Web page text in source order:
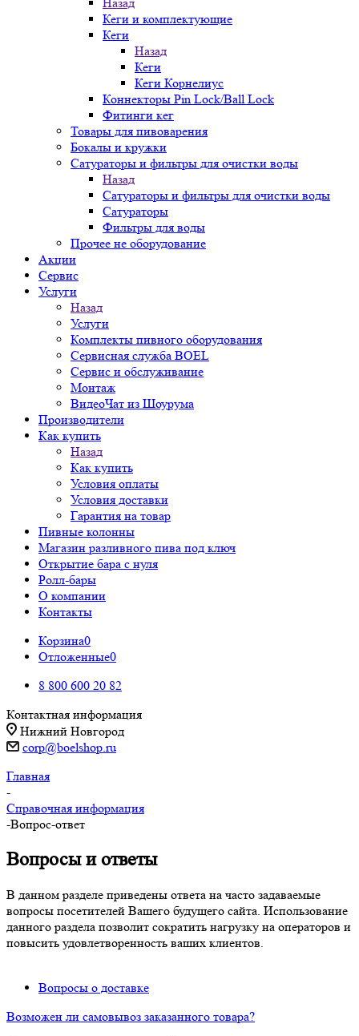
Кеги и комплектующие
Кеги
Назад
Кеги
Кеги Корнелиус
Коннекторы Pin Lock/Ball Lock
Фитинги кег
Товары для пивоварения
Бокалы и кружки
Сатураторы и фильтры для очистки воды
Назад
Сатураторы и фильтры для очистки воды
Сатураторы
Фильтры для воды
Прочее не оборудование
Акции
Сервис
Услуги
Назад
Услуги
Комплекты пивного оборудования
Сервисная служба BOEL
Сервис и обслуживание
Монтаж
ВидеоЧат из Шоурума
Производители
Как купить
Назад
Как купить
Условия оплаты
Условия доставки
Гарантия на товар
Пивные колонны
Магазин разливного пива под ключ
Открытие бара с нуля
Ролл-бары
О компании
Контакты
Корзина0
Отложенные0
8 800 600 20 82
Контактная информация
Нижний Новгород
corp@boelshop.ru
Главная
-
Справочная информация
-Вопрос-ответ
Вопросы и ответы
В данном разделе приведены ответа на часто задаваемые
вопросы посетителей Вашего будущего сайта. Использование
данного раздела позволит сократить нагрузку на операторов и
повысить удовлетворенность ваших клиентов.
Вопросы о доставке
Возможен ли самовывоз заказанного товара?